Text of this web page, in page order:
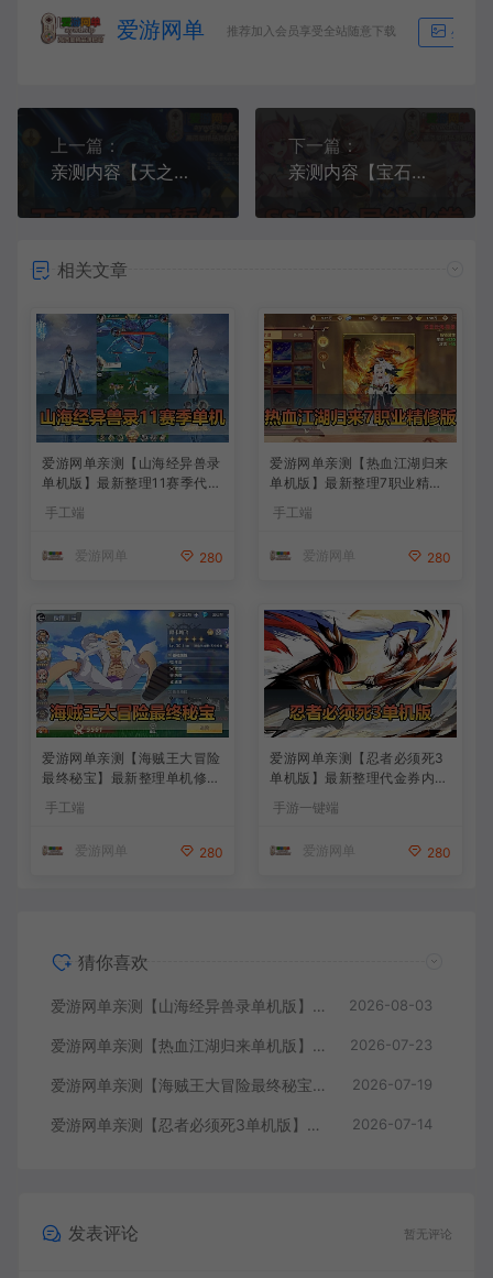
爱游网单 推荐加入会员享受全站随意下载 生成海
上一篇：
亲测内容【天之禁】网页GM邮件充值后台仙侠类模拟器手游单机版虚拟机一键端视频安装教学
下一篇：
亲测内容【宝石新异能火拳】艾斯新卡牌英雄二次元卡牌回合手游模拟器运行虚拟机一键端6.5万级内购版爱游网单整合
相关文章
爱游网单亲测【山海经异兽录
单机版】最新整理11赛季代金
模拟器手游 解压一键端 视频
手工端
爱游网单 280
爱游网单亲测【热血江湖归来
单机版】最新整理7职业精修
代金券内购 虚拟机一键端视
手工端
爱游网单 280
爱游网单亲测【海贼王大冒险
最终秘宝】最新整理单机修复
版 带网页GM充值物品后台
回合制抽卡模拟器手游 虚拟
本教学
手工端
爱游网单 280
爱游网单亲测【忍者必须死3
单机版】最新整理代金券内购
横版跑酷手游单机虚拟机一键
端带GM邮件后台 视频安装教
手游一键端
爱游网单 280
猜你喜欢
爱游网单亲测【山海经异兽录单机版】最新整理11赛季代金券内购版 带GM物品充值后台 模拟器手游 解压一键端 视频安装教学+手工端文本教学 2026-08-03
爱游网单亲测【热血江湖归来单机版】最新整理7职业精修多项修复 带网页GM物品后台 代金券内购 虚拟机一键端视频安装教学+手工端文本教学 2026-07-23
爱游网单亲测【海贼王大冒险最终秘宝】最新整理单机修复版 带网页GM充值物品后台 回合制抽卡模拟器手游 虚拟机一键端视频教学+手工端文本教学 2026-07-19
爱游网单亲测【忍者必须死3单机版】最新整理代金券内购横版跑酷手游单机虚拟机一键端带GM邮件后台 视频安装教学 2026-07-14
发表评论 暂无评论